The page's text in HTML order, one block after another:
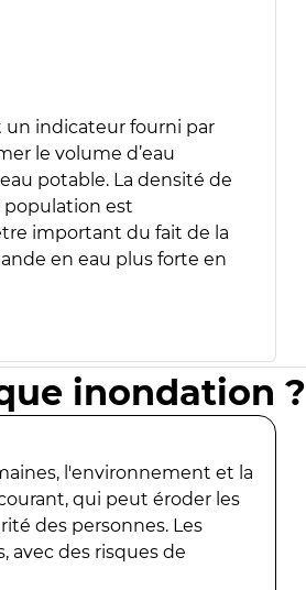
un indicateur fourni par
le volume d’eau
potable. La densité de
population est
important du fait de la
en eau plus forte en
inondation ?
l'environnement et la
qui peut éroder les
des personnes. Les
avec des risques de